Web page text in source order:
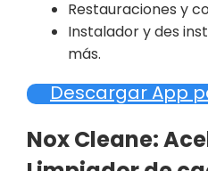
Restauraciones y
Instalador y des
más.
Descargar App
Nox Cleane: